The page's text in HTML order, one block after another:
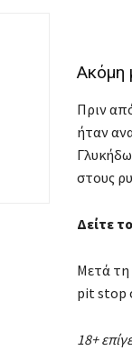
Ακόμη
Πριν
ήταν
στους
Δείτε
Μετά τη
pit stop
18+